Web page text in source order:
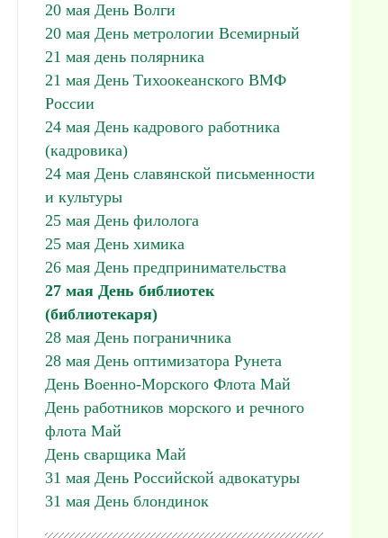
20 мая День Волги
20 мая День метрологии Всемирный
21 мая день полярника
21 мая День Тихоокеанского ВМФ
России
24 мая День кадрового работника
(кадровика)
24 мая День славянской письменности
и культуры
25 мая День филолога
25 мая День химика
26 мая День предпринимательства
27 мая День библиотек
(библиотекаря)
28 мая День пограничника
28 мая День оптимизатора Рунета
День Военно-Морского Флота Май
День работников морского и речного
флота Май
День сварщика Май
31 мая День Российской адвокатуры
31 мая День блондинок